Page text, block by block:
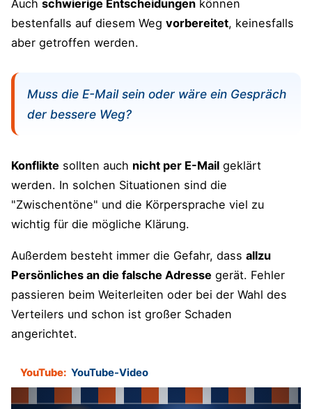
Auch schwierige Entscheidungen können
bestenfalls auf diesem Weg vorbereitet, keinesfalls
aber getroffen werden.
Muss die E-Mail sein oder wäre ein Gespräch
der bessere Weg?
Konflikte sollten auch nicht per E-Mail geklärt
werden. In solchen Situationen sind die
"Zwischentöne" und die Körpersprache viel zu
wichtig für die mögliche Klärung.
Außerdem besteht immer die Gefahr, dass allzu
Persönliches an die falsche Adresse gerät. Fehler
passieren beim Weiterleiten oder bei der Wahl des
Verteilers und schon ist großer Schaden
angerichtet.
YouTube: YouTube-Video